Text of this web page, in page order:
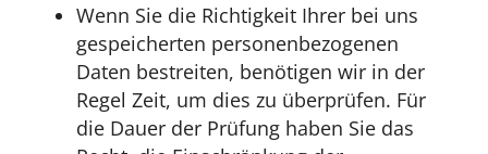
Wenn Sie die Richtigkeit Ihrer bei uns
gespeicherten personenbezogenen
Daten bestreiten, benötigen wir in der
Regel Zeit, um dies zu überprüfen. Für
die Dauer der Prüfung haben Sie das